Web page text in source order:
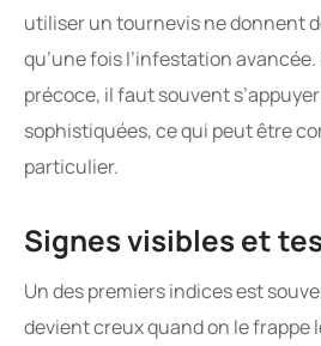
utiliser un tournevis ne donnent
qu’une fois l’infestation
précoce, il faut souvent
sophistiquées, ce qui peut être
particulier.
Signes visibles et
Un des premiers indices est
devient creux quand on le frappe